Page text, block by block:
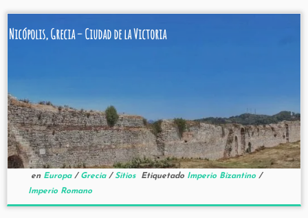
Nicópolis, Grecia – Ciudad de la Victoria
en Europa / Grecia / Sitios Etiquetado Imperio Bizantino /
Imperio Romano